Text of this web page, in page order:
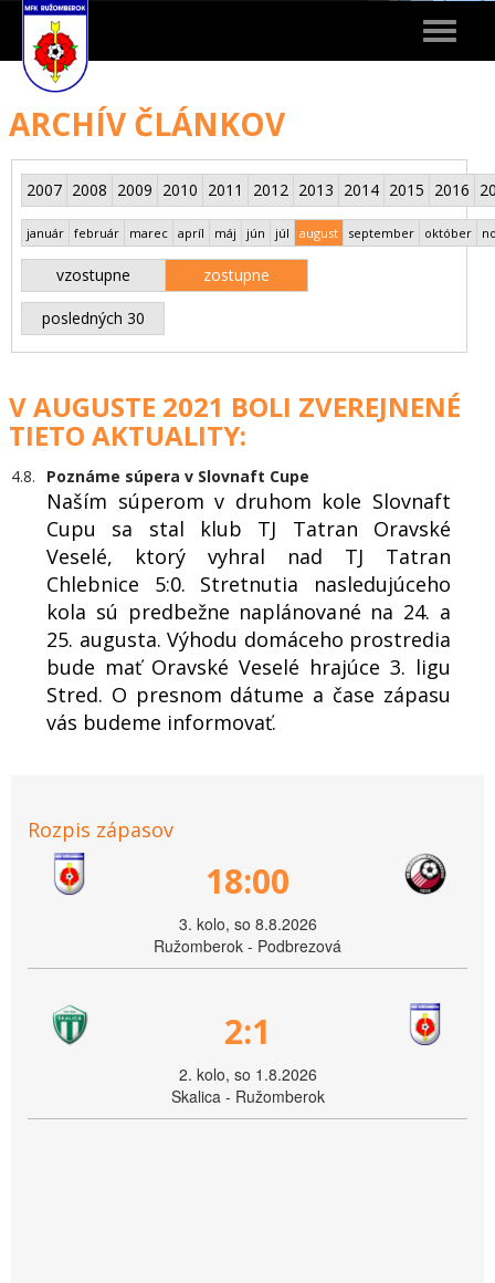
Toggle
ARCHÍV ČLÁNKOV
2007 2008 2009 2010 2011 2012 2013 2014 2015 2016
január február marec apríl máj jún júl august september október
vzostupne zostupne
posledných 30
V AUGUSTE 2021 BOLI ZVEREJNENÉ
TIETO AKTUALITY:
4.8. Poznáme súpera v Slovnaft Cupe
Naším súperom v druhom kole Slovnaft
Cupu sa stal klub TJ Tatran Oravské
Veselé, ktorý vyhral nad TJ Tatran
Chlebnice 5:0. Stretnutia nasledujúceho
kola sú predbežne naplánované na 24. a
25. augusta. Výhodu domáceho prostredia
bude mať Oravské Veselé hrajúce 3. ligu
Stred. O presnom dátume a čase zápasu
vás budeme informovať.
Rozpis zápasov
18:00
3. kolo, so 8.8.2026
Ružomberok - Podbrezová
2:1
2. kolo, so 1.8.2026
Skalica - Ružomberok